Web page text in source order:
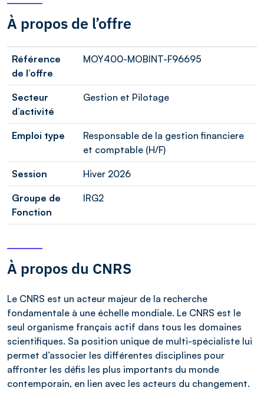
À propos de l’offre
Référence
de l’offre
MOY400-MOBINT-F96695
Secteur
d’activité
Gestion et Pilotage
Emploi type
Responsable de la gestion financiere
et comptable (H/F)
Session Hiver 2026
Groupe de
Fonction
IRG2
À propos du CNRS
Le CNRS est un acteur majeur de la recherche
fondamentale à une échelle mondiale. Le CNRS est le
seul organisme français actif dans tous les domaines
scientifiques. Sa position unique de multi-spécialiste lui
permet d’associer les différentes disciplines pour
affronter les défis les plus importants du monde
contemporain, en lien avec les acteurs du changement.